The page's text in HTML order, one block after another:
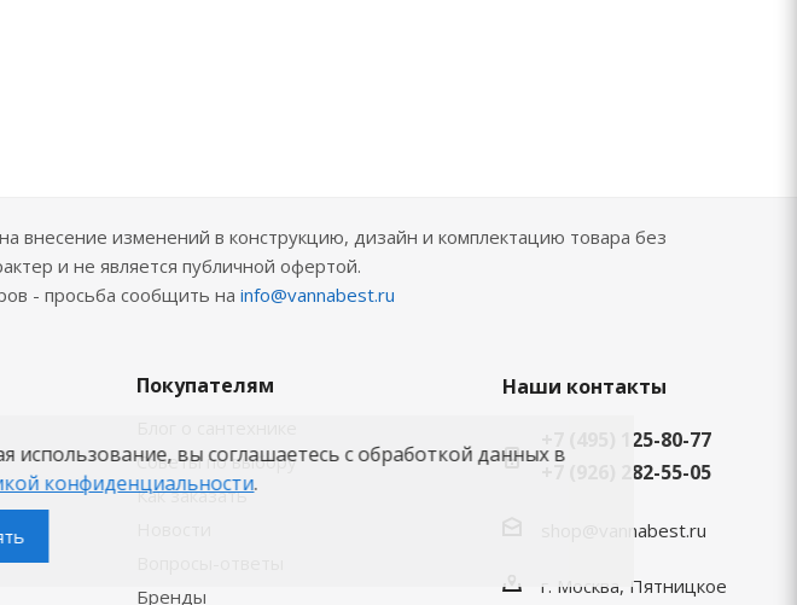
изменений в конструкцию, дизайн и комплектацию товара без
и не является публичной офертой.
- просьба сообщить на info@vannabest.ru
Покупателям
Советы по выбору
Как заказать
Бренды
Наши контакты
+7 (495) 125-80-77
+7 (926) 282-55-05
shop@vannabest.ru
г. Москва, Пятницкое
вы соглашаетесь с обработкой данных в
конфиденциальности.